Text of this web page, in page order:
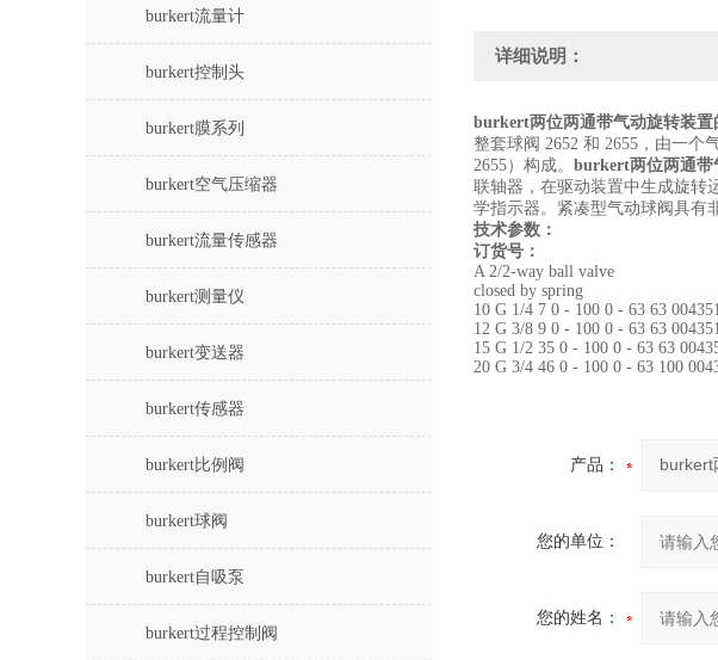
burkert流量计
burkert控制头
burkert膜系列
burkert空气压缩器
burkert流量传感器
burkert测量仪
burkert变送器
burkert传感器
burkert比例阀
burkert球阀
burkert自吸泵
burkert过程控制阀
详细说明：
burkert两位两通带气动旋转装置
整套球阀 2652 和 2655，由一个
2655）构成。 burkert两位两通带
联轴器，在驱动装置中生成旋转
学指示器。 紧凑型气动球阀具有
技术参数：
订货号：
A 2/2-way ball valve
closed by spring
10 G 1/4 7 0 - 100 0 - 63 63
12 G 3/8 9 0 - 100 0 - 63 63
15 G 1/2 35 0 - 100 0 - 63 63
20 G 3/4 46 0 - 100 0 - 63 100
产品：
您的单位：
您的姓名：